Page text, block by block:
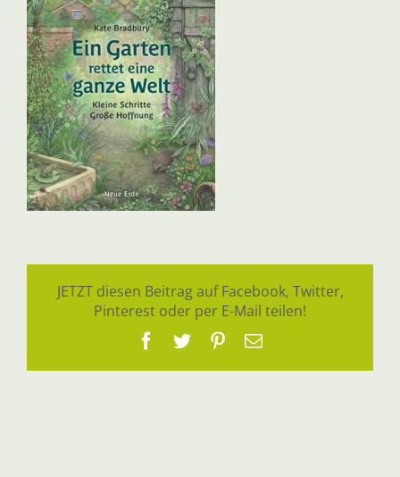
JETZT diesen Beitrag auf Facebook, Twitter,
Pinterest oder per E-Mail teilen!
Facebook
TwitterPinterest
E-